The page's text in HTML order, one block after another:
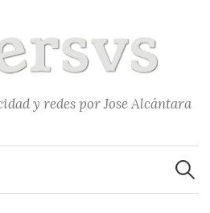
y redes por Jose Alcántara